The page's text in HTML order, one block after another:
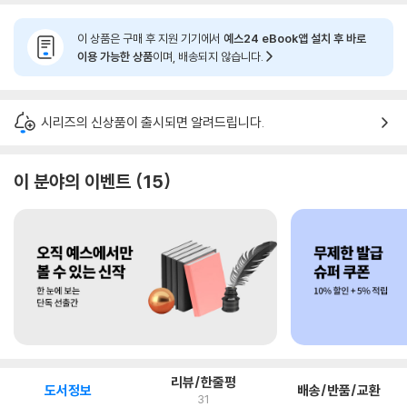
이 상품은 구매 후 지원 기기에서 예스24 eBook앱 설치 후 바로
이용 가능한 상품이며, 배송되지 않습니다.
시리즈의 신상품이 출시되면 알려드립니다.
이 분야의 이벤트 15
도서정보 리뷰/한줄평
31 배송/반품/교환